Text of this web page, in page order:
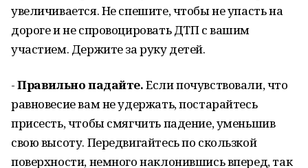
увеличивается. Не спешите, чтобы не упасть на
дороге и не спровоцировать ДТП с вашим
участием. Держите за руку детей.
-Правильно падайте.Если почувствовали, что
равновесие вам не удержать, постарайтесь
присесть, чтобы смягчить падение, уменьшив
свою высоту. Передвигайтесь по скользкой
поверхности, немного наклонившись вперед, так